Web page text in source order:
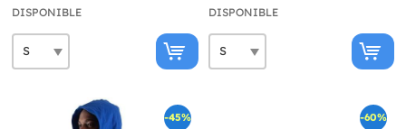
DISPONIBLE DISPONIBLE
-45% -60%